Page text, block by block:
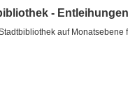
- Entleihungen
auf